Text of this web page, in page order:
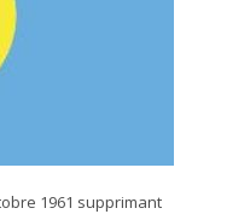
1961 supprimant